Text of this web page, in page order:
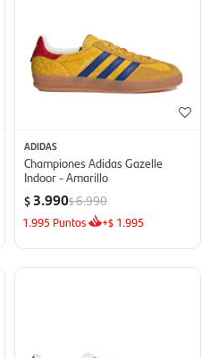
ADIDAS
Championes Adidas Gazelle
Indoor - Amarillo
$ 3.990$6.990
1.995 Puntos +$ 1.995